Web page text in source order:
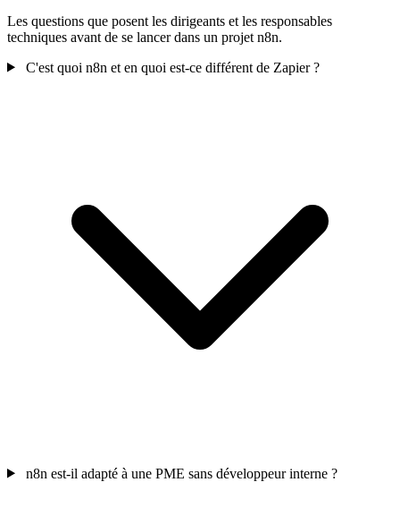
Les questions que posent les dirigeants et les responsables
techniques avant de se lancer dans un projet n8n.
C'est quoi n8n et en quoi est-ce différent de Zapier ?
n8n est-il adapté à une PME sans développeur interne ?